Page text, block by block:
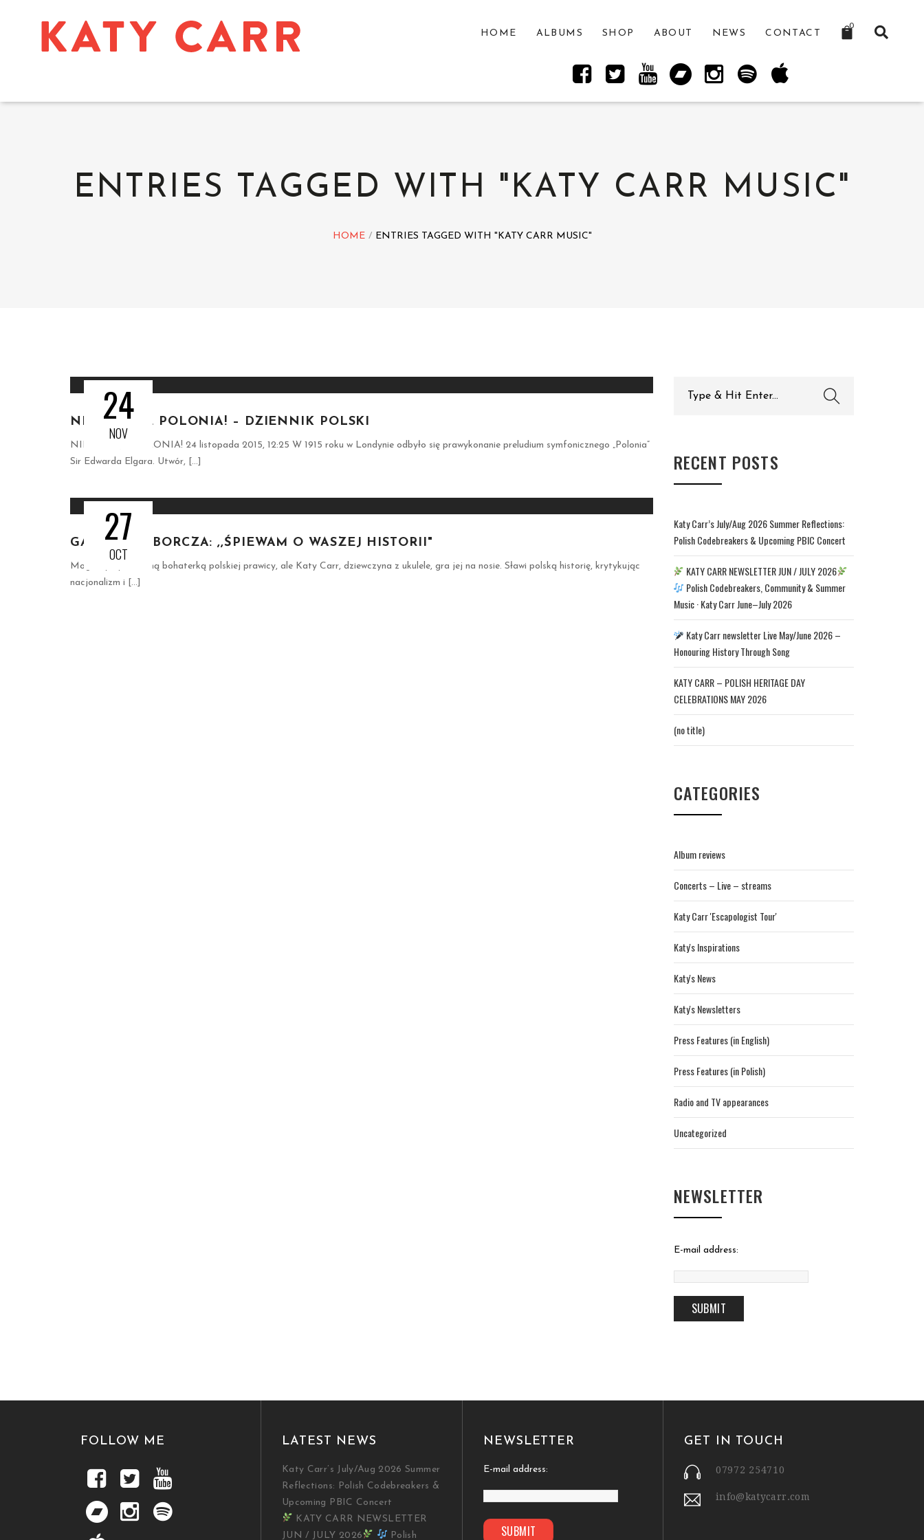
0
HOME ALBUMS SHOP ABOUT NEWS CONTACT
ENTRIES TAGGED WITH "KATY CARR MUSIC"
HOME ENTRIES TAGGED WITH "KATY CARR MUSIC"
24
NOV
NIECH ŻYJE POLONIA! – DZIENNIK POLSKI
NIECH ŻYJE POLONIA! 24 listopada 2015, 12:25 W 1915 roku w Londynie odbyło się prawykonanie preludium symfonicznego „Polonia”
Sir Edwarda Elgara. Utwór, [...]
27
OCT
GAZETA WYBORCZA: ,,ŚPIEWAM O WASZEJ HISTORII"
Mogłaby być idealną bohaterką polskiej prawicy, ale Katy Carr, dziewczyna z ukulele, gra jej na nosie. Sławi polską historię, krytykując
nacjonalizm i [...]
for:
RECENT POSTS
Katy Carr’s July/Aug 2026 Summer Reflections:
Polish Codebreakers & Upcoming PBIC Concert
KATY CARR NEWSLETTER JUN / JULY 2026
Polish Codebreakers, Community & Summer
Music · Katy Carr June–July 2026
Katy Carr newsletter Live May/June 2026 –
Honouring History Through Song
KATY CARR – POLISH HERITAGE DAY
CELEBRATIONS MAY 2026
(no title)
CATEGORIES
Album reviews
Concerts – Live – streams
Katy Carr 'Escapologist Tour'
Katy's Inspirations
Katy's News
Katy's Newsletters
Press Features (in English)
Press Features (in Polish)
Radio and TV appearances
Uncategorized
NEWSLETTER
E-mail address:
FOLLOW ME LATEST NEWS
Katy Carr’s July/Aug 2026 Summer
Reflections: Polish Codebreakers &
Upcoming PBIC Concert
KATY CARR NEWSLETTER
JUN / JULY 2026
Polish
NEWSLETTER
E-mail address:
GET IN TOUCH
07972 254710
info@katycarr.com